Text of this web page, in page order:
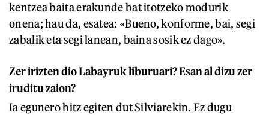
kentzea baita erakunde bat itotzeko modurik
onena; hau da, esatea: «Bueno, konforme, bai, segi
zabalik eta segi lanean, baina sosik ez dago».
Zer irizten dio Labayruk liburuari? Esan al dizu zer
iruditu zaion?
Ia egunero hitz egiten dut Silviarekin. Ez dugu